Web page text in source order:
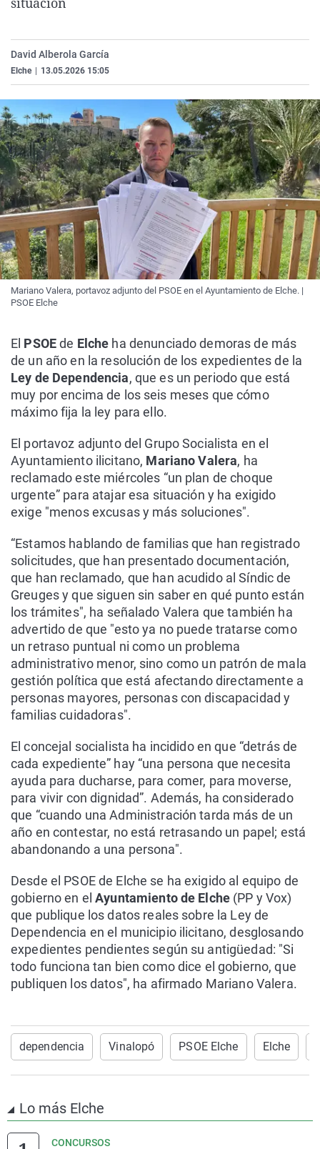
Gente viajera
Retornados
Operación Viuda
Galicia
Navarra
País Vasco
Televisión
David Alberola García
Elche 13.05.2026 15:05
Mariano Valera, portavoz adjunto del PSOE en el Ayuntamiento de Elche. |
PSOE Elche
El PSOEde Elche ha denunciado demoras de más
de un año en la resolución de los expedientes de la
Ley de Dependencia, que es un periodo que está
muy por encima de los seis meses que cómo
máximo fija la ley para ello.
El portavoz adjunto del Grupo Socialista en el
Ayuntamiento ilicitano, Mariano Valera, ha
reclamado este miércoles “un plan de choque
urgente” para atajar esa situación y ha exigido
exige "menos excusas y más soluciones".
“Estamos hablando de familias que han registrado
solicitudes, que han presentado documentación,
que han reclamado, que han acudido al Síndic de
Greuges y que siguen sin saber en qué punto están
los trámites", ha señalado Valera que también ha
advertido de que "esto ya no puede tratarse como
un retraso puntual ni como un problema
administrativo menor, sino como un patrón de mala
gestión política que está afectando directamente a
personas mayores, personas con discapacidad y
familias cuidadoras".
El concejal socialista ha incidido en que “detrás de
cada expediente” hay “una persona que necesita
ayuda para ducharse, para comer, para moverse,
para vivir con dignidad”. Además, ha considerado
que “cuando una Administración tarda más de un
año en contestar, no está retrasando un papel; está
abandonando a una persona".
Desde el PSOE de Elche se ha exigido al equipo de
gobierno en elAyuntamiento de Elche (PP y Vox)
que publique los datos reales sobre la Ley de
Dependencia en el municipio ilicitano, desglosando
expedientes pendientes según su antigüedad: "Si
todo funciona tan bien como dice el gobierno, que
publiquen los datos", ha afirmado Mariano Valera.
dependencia Vinalopó PSOE Elche Elche
Lo más Elche
CONCURSOS